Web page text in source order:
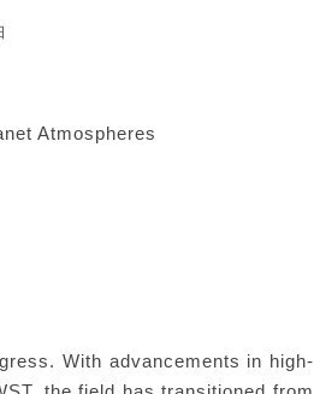
Atmospheres
With advancements in high-